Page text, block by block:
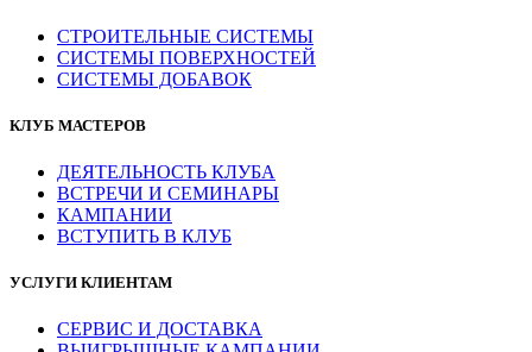
СТРОИТЕЛЬНЫЕ СИСТЕМЫ
СИСТЕМЫ ПОВЕРХНОСТЕЙ
СИСТЕМЫ ДОБАВОК
КЛУБ МАСТЕРОВ
ДЕЯТЕЛЬНОСТЬ КЛУБА
ВСТРЕЧИ И СЕМИНАРЫ
КАМПАНИИ
ВСТУПИТЬ В КЛУБ
УСЛУГИ КЛИЕНТАМ
СЕРВИС И ДОСТАВКА